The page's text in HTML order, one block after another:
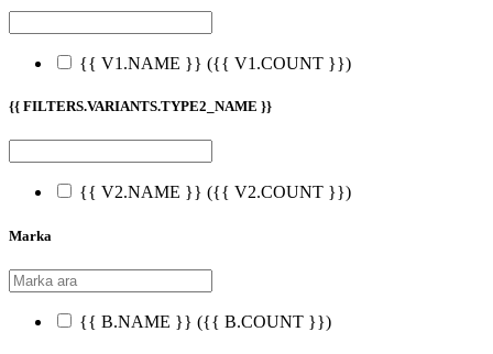
{{ V1.NAME }} ({{ V1.COUNT }})
{{ FILTERS.VARIANTS.TYPE2_NAME }}
{{ V2.NAME }} ({{ V2.COUNT }})
Marka
{{ B.NAME }} ({{ B.COUNT }})